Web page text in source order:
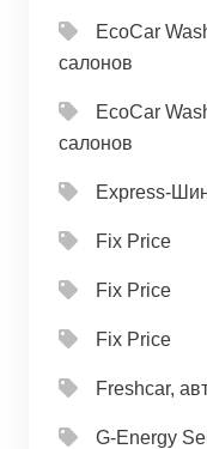
EcoCar
салонов
EcoCar
салонов
Express-
Fix Price
Fix Price
Fix Price
Freshcar,
G-Energy